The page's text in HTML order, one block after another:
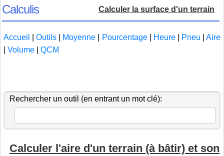
Calculis Calculer la surface d'un terrain
Accueil Outils Moyenne Pourcentage Heure Pneu
Aire
Volume QCM
Rechercher un outil (en entrant un mot clé):
Calculer l'aire d'un terrain (à bâtir) et son